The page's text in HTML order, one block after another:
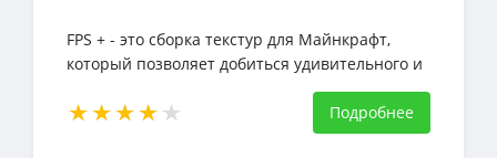
FPS + - это сборка текстур для Майнкрафт,
который позволяет добиться удивительного и
впечатляющего достижения в увеличении
производительности Minecraft
Подробнее